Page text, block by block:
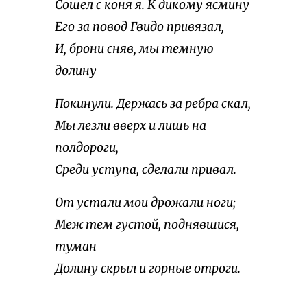
Сошел с коня я. К дикому ясмину
Его за повод Гвидо привязал,
И, брони сняв, мы темную
долину
Покинули. Держась за ребра скал,
Мы лезли вверх и лишь на
полдороги,
Среди уступа, сделали привал.
От устали мои дрожали ноги;
Меж тем густой, поднявшися,
туман
Долину скрыл и горные отроги.